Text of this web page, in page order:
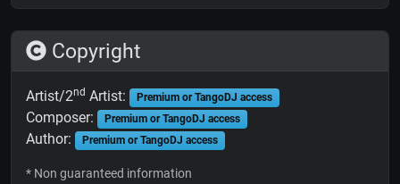
Copyright
Artist/2nd Artist: Premium or TangoDJ access
Composer: Premium or TangoDJ access
Author: Premium or TangoDJ access
* Non guaranteed information